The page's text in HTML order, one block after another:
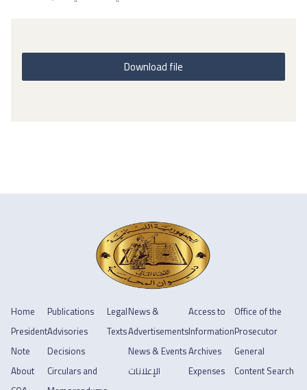
Download file
Home
President
Note
About
Publications
Advisories
Decisions
Circulars and
Legal
Texts
News &
Advertisements
News & Events
الإعلانات
Access to
Information
Archives
Expenses
Office of the
Prosecutor
General
Content Search